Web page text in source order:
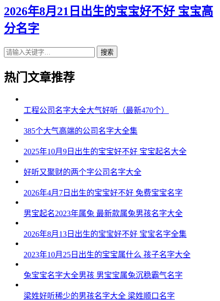
2026年8月21日出生的宝宝好不好 宝宝高
分名字
搜索
热门文章推荐
工程公司名字大全大气好听（最新470个）
385个大气高端的公司名字大全集
2025年10月9日出生的宝宝好不好 宝宝起名大全
好听又聚财的两个字公司名字大全
2026年4月7日出生的宝宝好不好 免费宝宝名字
男宝起名2023年属兔 最新款属兔男孩名字大全
2026年8月13日出生的宝宝好不好 宝宝名字全集
2023年10月25日出生的宝宝属什么 孩子名字大全
兔宝宝名字大全男孩 男宝宝属兔沉稳霸气名字
梁姓好听稀少的男孩名字大全 梁姓顺口名字